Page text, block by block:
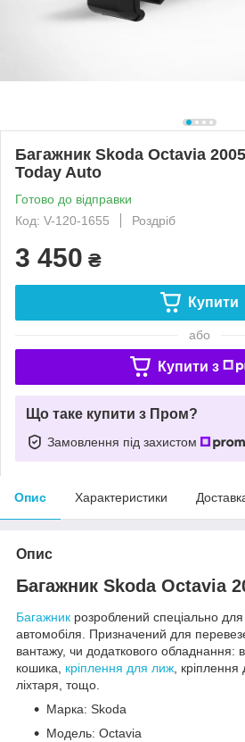
Багажник Skoda Octavia
Today Auto
Готово до відправки
Код: V-120-1655
Роздріб
3 450 ₴
Купити
або
Купити з
Що таке купити з Пром?
Замовлення під захистом
Опис Характеристики
Опис
Багажник Skoda Octavia
Багажник розроблений спеціально
автомобіля. Призначений для
вантажу, чи додаткового обладнання:
кошика, кріплення для лиж,
ліхтаря, тощо.
Марка: Skoda
Модель: Octavia